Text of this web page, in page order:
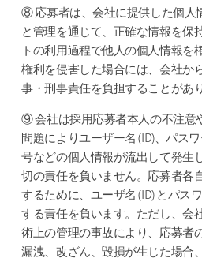
⑧ 応募者は、会社に提供した個人
と管理を通じて、正確な情報を保
トの利用過程で他人の個人情報を
権利を侵害した場合には、会社か
事・刑事責任を負担することがあ
⑨ 会社は採用応募者本人の不注意
問題によりユーザー名 (ID)、パス
号などの個人情報が流出して発生
切の責任を負いません。応募者各
するために、ユーザ名 (ID) とパス
する責任を負います。ただし、会
術上の管理の事故により、応募者
漏洩、改ざん、毀損が生じた場合